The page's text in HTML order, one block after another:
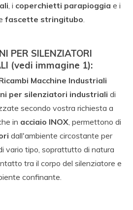
, i coperchietti parapioggia e i
fascette stringitubo.
PER SILENZIATORI
(vedi immagine 1):
Macchine Industriali
per silenziatori industriali di
secondo vostra richiesta a
in acciaio INOX, permettono di
dall'ambiente circostante per
vario tipo, soprattutto di natura
tra il corpo del silenziatore e
confinante.